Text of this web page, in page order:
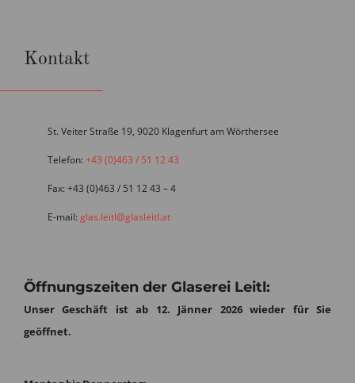
Kontakt
St. Veiter Straße 19, 9020 Klagenfurt am Wörthersee
Telefon: +43 (0)463 / 51 12 43
Fax: +43 (0)463 / 51 12 43 – 4
E-mail: glas.leitl@glasleitl.at
Öffnungszeiten der Glaserei Leitl:
Unser Geschäft ist ab 12. Jänner 2026 wieder für Sie
geöffnet.